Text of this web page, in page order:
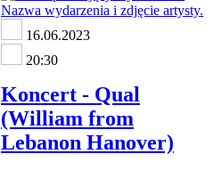
16.06.2023
20:30
Koncert - Qual
(William from
Lebanon Hanover)